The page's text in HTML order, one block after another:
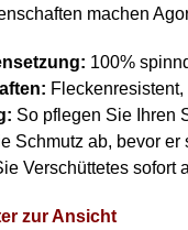
machen
100%
So pflegen Sie Ihren
Schmutz ab, bevor er
Verschüttetes sofort
zur Ansicht